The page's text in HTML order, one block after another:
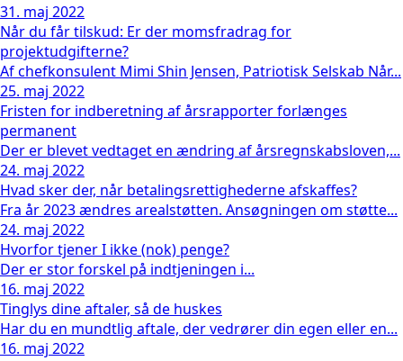
31. maj 2022
Når du får tilskud: Er der momsfradrag for
projektudgifterne?
Af chefkonsulent Mimi Shin Jensen, Patriotisk Selskab Når...
25. maj 2022
Fristen for indberetning af årsrapporter forlænges
permanent
Der er blevet vedtaget en ændring af årsregnskabsloven,...
24. maj 2022
Hvad sker der, når betalingsrettighederne afskaffes?
Fra år 2023 ændres arealstøtten. Ansøgningen om støtte...
24. maj 2022
Hvorfor tjener I ikke (nok) penge?
Der er stor forskel på indtjeningen i...
16. maj 2022
Tinglys dine aftaler, så de huskes
Har du en mundtlig aftale, der vedrører din egen eller en...
16. maj 2022